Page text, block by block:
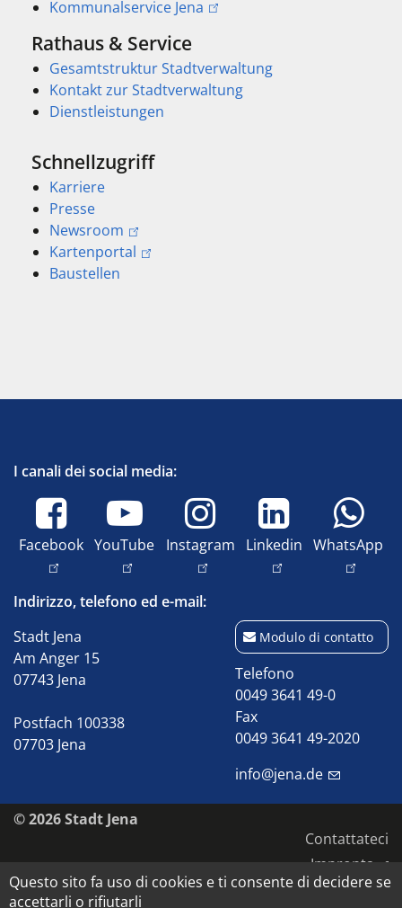
Kommunalservice Jena
Rathaus & Service
Gesamtstruktur Stadtverwaltung
Kontakt zur Stadtverwaltung
Dienstleistungen
Schnellzugriff
Karriere
Presse
Newsroom
Kartenportal
Baustellen
I canali dei social media:
Facebook YouTube Instagram Linkedin WhatsApp
Indirizzo, telefono ed e-mail:
Stadt Jena
Am Anger 15
07743 Jena
Postfach 100338
07703 Jena
Modulo di contatto
Telefono
0049 3641 49-0
Fax
0049 3641 49-2020
info@jena.de
© 2026 Stadt Jena
Contattateci
Impronta
Accessibilità
Questo sito fa uso di cookies e ti consente di decidere se
accettarli o rifiutarli